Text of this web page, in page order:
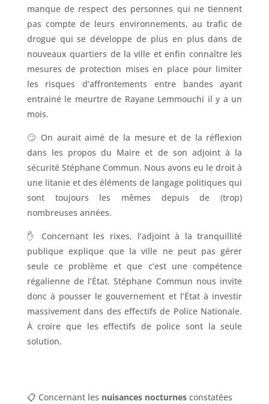
manque de respect des personnes qui ne tiennent
pas compte de leurs environnements, au trafic de
drogue qui se développe de plus en plus dans de
nouveaux quartiers de la ville et enfin connaître les
mesures de protection mises en place pour limiter
les risques d’affrontements entre bandes ayant
entrainé le meurtre de Rayane Lemmouchi il y a un
mois.
🙄 On aurait aimé de la mesure et de la réflexion
dans les propos du Maire et de son adjoint à la
sécurité Stéphane Commun. Nous avons eu le droit à
une litanie et des éléments de langage politiques qui
sont toujours les mêmes depuis de (trop)
nombreuses années.
✋ Concernant les rixes, l’adjoint à la tranquillité
publique explique que la ville ne peut pas gérer
seule ce problème et que c’est une compétence
régalienne de l’État. Stéphane Commun nous invite
donc à pousser le gouvernement et l’État à investir
massivement dans des effectifs de Police Nationale.
À croire que les effectifs de police sont la seule
solution.
📋 Concernant les nuisances nocturnesconstatées